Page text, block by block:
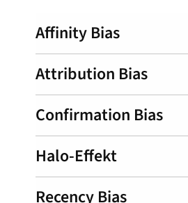
Affinity Bias
Attribution Bias
Confirmation Bias
Halo-Effekt
Recency Bias